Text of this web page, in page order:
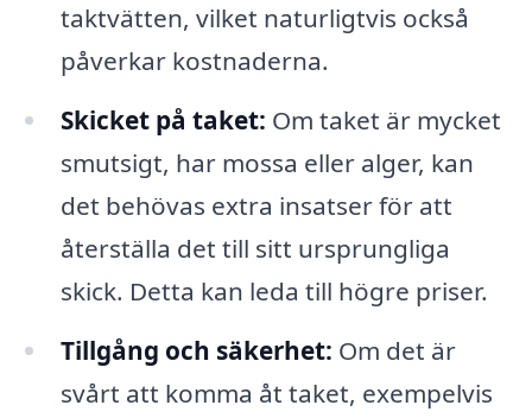
taktvätten, vilket naturligtvis också
påverkar kostnaderna.
Skicket på taket: Om taket är mycket
smutsigt, har mossa eller alger, kan
det behövas extra insatser för att
återställa det till sitt ursprungliga
skick. Detta kan leda till högre priser.
Tillgång och säkerhet: Om det är
svårt att komma åt taket, exempelvis